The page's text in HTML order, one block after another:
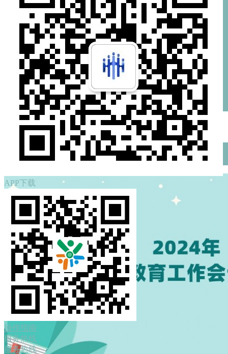
培训项目
精品课程
直播课堂
数字图书馆
1
2
APP下载
操作指南
服务热线
服务热线